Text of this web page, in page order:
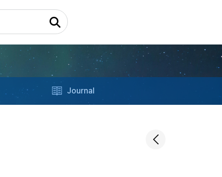
Journal